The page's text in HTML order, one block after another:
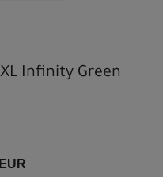
XL Infinity Green